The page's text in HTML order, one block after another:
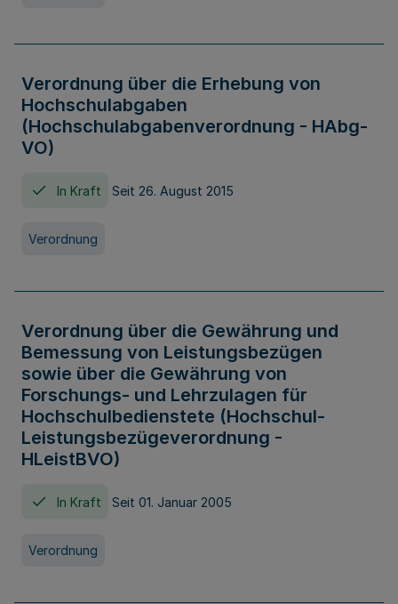
Verordnung über die Erhebung von
Hochschulabgaben
(Hochschulabgabenverordnung - HAbg-
VO)
In Kraft Seit 26. August 2015
Verordnung
Verordnung über die Gewährung und
Bemessung von Leistungsbezügen
sowie über die Gewährung von
Forschungs- und Lehrzulagen für
Hochschulbedienstete (Hochschul-
Leistungsbezügeverordnung -
HLeistBVO)
In Kraft Seit 01. Januar 2005
Verordnung